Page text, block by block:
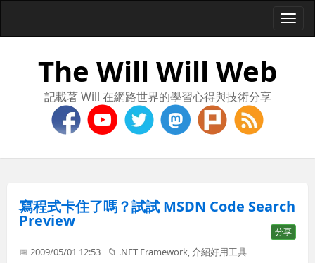
The Will Will Web
記載著 Will 在網路世界的學習心得與技術分享
寫程式卡住了嗎？試試 MSDN Code Search
Preview
分享
📅 2009/05/01 12:53 📁 .NET Framework ,介紹好用工具